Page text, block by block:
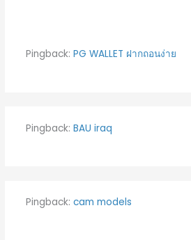
Pingback: PG WALLET ฝากถอนง่าย
Pingback: BAU iraq
Pingback: cam models